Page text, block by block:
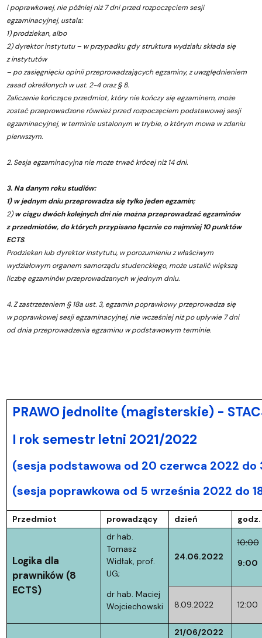
i poprawkowej, nie później niż 7 dni przed rozpoczęciem sesji
egzaminacyjnej, ustala:
1) prodziekan, albo
2) dyrektor instytutu – w przypadku gdy struktura wydziału składa się
z instytutów
– po zasięgnięciu opinii przeprowadzających egzaminy, z uwzględnieniem
zasad określonych w ust. 2-4 oraz § 8.
Zaliczenie kończące przedmiot, który nie kończy się egzaminem, może
zostać przeprowadzone również przed rozpoczęciem podstawowej sesji
egzaminacyjnej, w terminie ustalonym w trybie, o którym mowa w zdaniu
pierwszym.
2. Sesja egzaminacyjna nie może trwać krócej niż 14 dni.
3. Na danym roku studiów:
1) w jednym dniu przeprowadza się tylko jeden egzamin;
2)w ciągu dwóch kolejnych dni nie można przeprowadzać egzaminów
z przedmiotów, do których przypisano łącznie co najmniej 10 punktów
ECTS.
Prodziekan lub dyrektor instytutu, w porozumieniu z właściwym
wydziałowym organem samorządu studenckiego, może ustalić większą
liczbę egzaminów przeprowadzanych w jednym dniu.
4. Z zastrzeżeniem § 18a ust. 3, egzamin poprawkowy przeprowadza się
w poprawkowej sesji egzaminacyjnej, nie wcześniej niż po upływie 7 dni
od dnia przeprowadzenia egzaminu w podstawowym terminie.
PRAWO jednolite (magisterskie) -
I rok semestr letni 2021/2022
(sesja podstawowa od 20 czerwca 2022 do
(sesja poprawkowa od 5 września 2022 do
Przedmiot prowadzący dzień godz.
Logika dla
prawników (8
ECTS)
dr hab.
Tomasz
Widłak, prof.
UG;
dr hab. Maciej
Wojciechowski
24.06.2022
10:00
9:00
8.09.2022 12:00
21/06/2022